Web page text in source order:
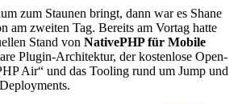
zum Staunen bringt, dann war es Shane
am zweiten Tag. Bereits am Vortag hatte
Stand von NativePHP für Mobile
Plugin-Architektur, der kostenlose Open-
Air“ und das Tooling rund um Jump und